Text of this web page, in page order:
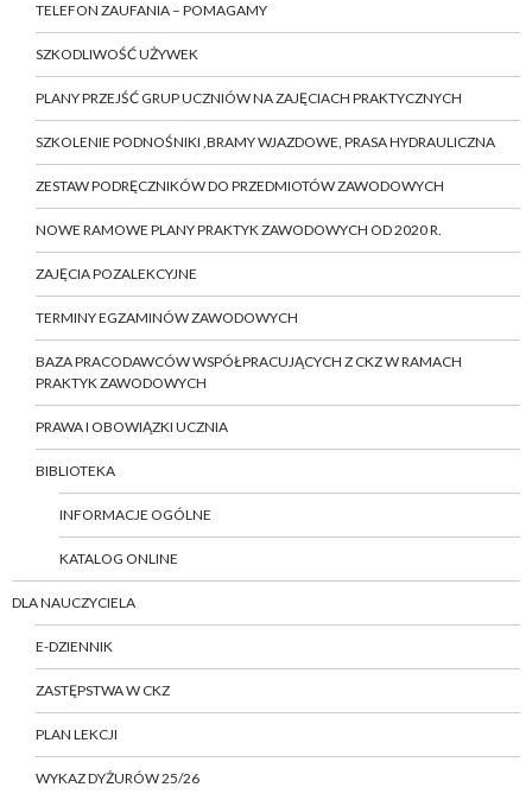
TELEFON ZAUFANIA – POMAGAMY
SZKODLIWOŚĆ UŻYWEK
PLANY PRZEJŚĆ GRUP UCZNIÓW NA ZAJĘCIACH PRAKTYCZNYCH
SZKOLENIE PODNOŚNIKI ,BRAMY WJAZDOWE, PRASA HYDRAULICZNA
ZESTAW PODRĘCZNIKÓW DO PRZEDMIOTÓW ZAWODOWYCH
NOWE RAMOWE PLANY PRAKTYK ZAWODOWYCH OD 2020 R.
ZAJĘCIA POZALEKCYJNE
TERMINY EGZAMINÓW ZAWODOWYCH
BAZA PRACODAWCÓW WSPÓŁPRACUJĄCYCH Z CKZ W RAMACH
PRAKTYK ZAWODOWYCH
PRAWA I OBOWIĄZKI UCZNIA
BIBLIOTEKA
INFORMACJE OGÓLNE
KATALOG ONLINE
DLA NAUCZYCIELA
E-DZIENNIK
ZASTĘPSTWA W CKZ
PLAN LEKCJI
WYKAZ DYŻURÓW 25/26